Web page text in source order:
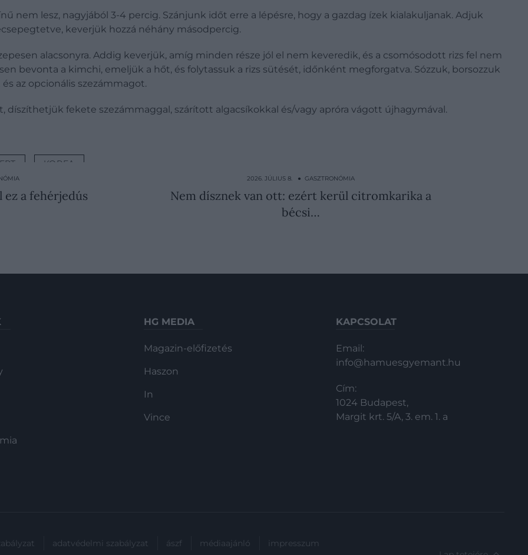
nem lesz, nagyjából 3-4 percig. Szánjunk időt erre a lépésre, hogy a gazdag ízek kialakuljanak. Adjuk
keverjük hozzá néhány másodpercig.
alacsonyra. Addig keverjük, amíg minden része jól el nem keveredik, és a csomósodott rizs fel nem
bevonta a kimchi, emeljük a hőt, és folytassuk a rizs sütését, időnként megforgatva. Sózzuk, borsozzuk
az opcionális szezámmagot.
díszíthetjük fekete szezámmaggal, szárított algacsíkokkal és/vagy apróra vágott újhagymával.
KOREA
ez a fehérjedús
2026. JÚLIUS 8. ● GASZTRONÓMIA
Nem dísznek van ott: ezért kerül citromkarika a
bécsi…
HG MEDIA
Magazin-előfizetés
Haszon
In
Vince
KAPCSOLAT
Email:
info@hamuesgyemant.hu
Cím:
1024 Budapest,
Margit krt. 5/A, 3. em. 1. a
adatvédelmi szabályzat ászf médiaajánló
impresszum